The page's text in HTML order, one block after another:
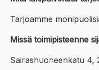
Tarjoamme
Missä toimipisteenne
Sairashuoneenkatu 4,